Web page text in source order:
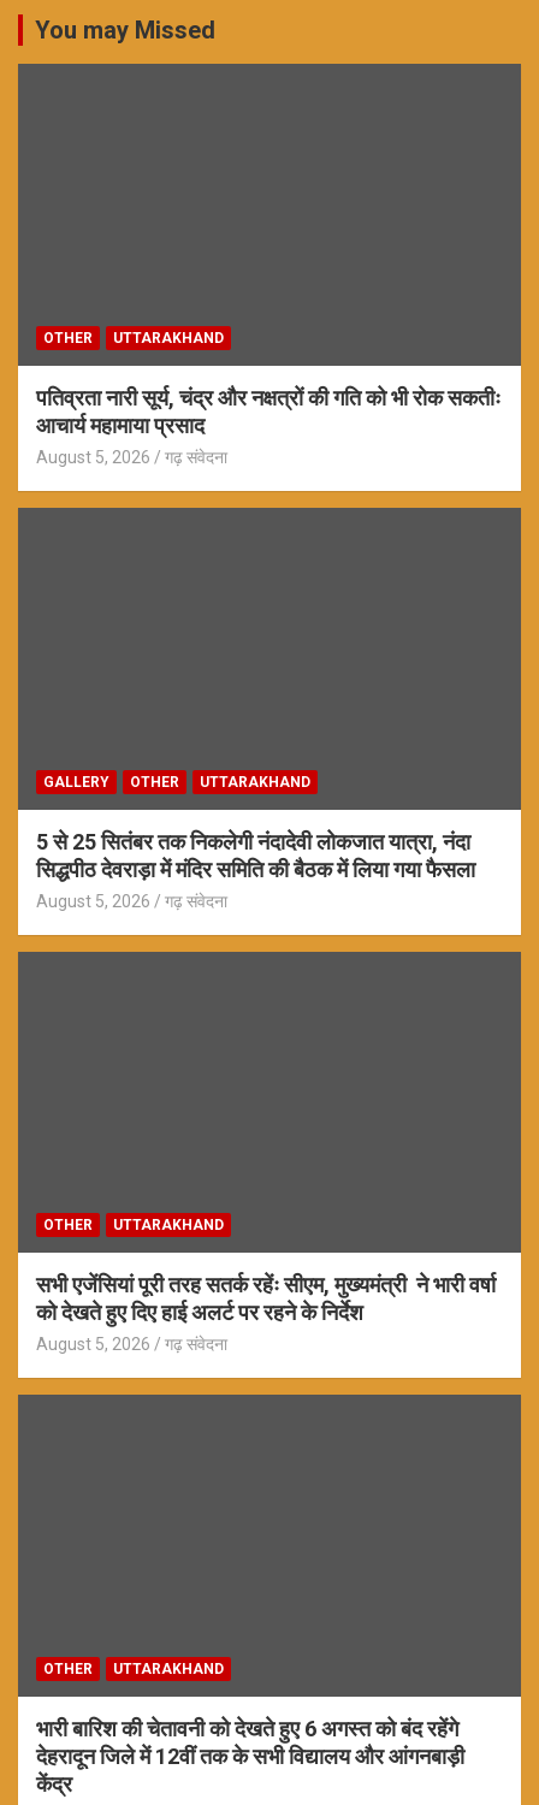
You may Missed
OTHER UTTARAKHAND
पतिव्रता नारी सूर्य, चंद्र और नक्षत्रों की गति को भी रोक सकतीः
आचार्य महामाया प्रसाद
August 5, 2026 गढ़ संवेदना
GALLERY OTHER UTTARAKHAND
5 से 25 सितंबर तक निकलेगी नंदादेवी लोकजात यात्रा, नंदा
सिद्धपीठ देवराड़ा में मंदिर समिति की बैठक में लिया गया फैसला
August 5, 2026 गढ़ संवेदना
OTHER UTTARAKHAND
सभी एजेंसियां पूरी तरह सतर्क रहेंः सीएम, मुख्यमंत्री ने भारी वर्षा
को देखते हुए दिए हाई अलर्ट पर रहने के निर्देश
August 5, 2026 गढ़ संवेदना
OTHER UTTARAKHAND
भारी बारिश की चेतावनी को देखते हुए 6 अगस्त को बंद रहेंगे
देहरादून जिले में 12वीं तक के सभी विद्यालय और आंगनबाड़ी
केंद्र